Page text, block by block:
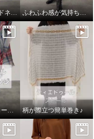
ムートン×スタンドネックのこなれ感 ふわふわ感が気持ちいい♪大人の贅沢ベスト
巻き方ひとつでコーデがかわるストール♪ 柄が際立つ簡単巻き♪